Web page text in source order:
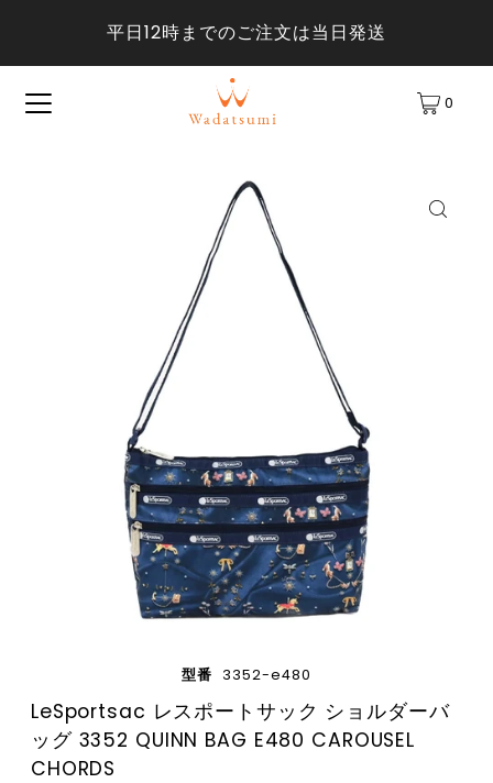
平日12時までのご注文は当日発送
0
型番 3352-e480
LeSportsac レスポートサック ショルダーバ
ッグ 3352 QUINN BAG E480 CAROUSEL
CHORDS